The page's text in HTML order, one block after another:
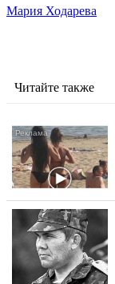
Мария Ходарева
Читайте также